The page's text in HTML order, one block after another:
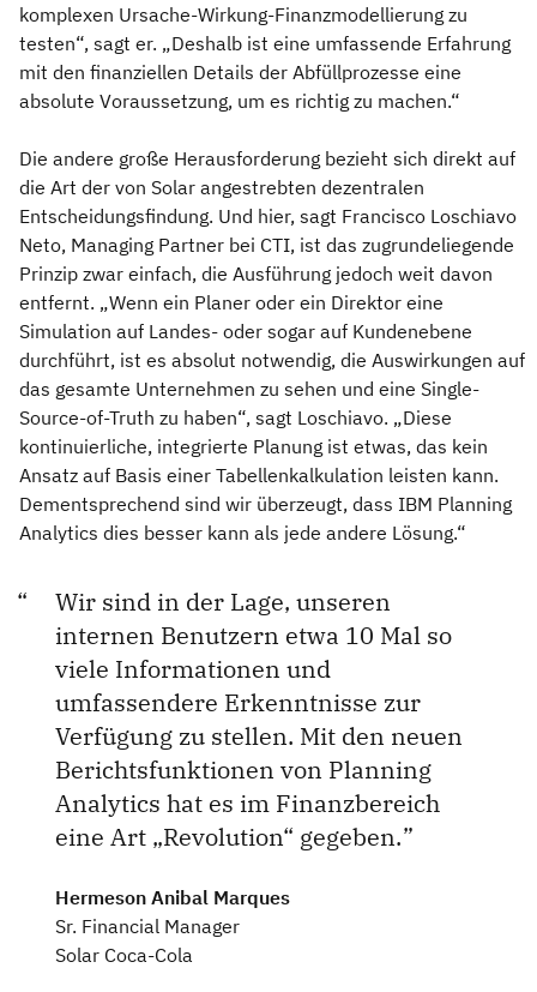
komplexen Ursache-Wirkung-Finanzmodellierung zu
testen“, sagt er. „Deshalb ist eine umfassende Erfahrung
mit den finanziellen Details der Abfüllprozesse eine
absolute Voraussetzung, um es richtig zu machen.“
Die andere große Herausforderung bezieht sich direkt auf
die Art der von Solar angestrebten dezentralen
Entscheidungsfindung. Und hier, sagt Francisco Loschiavo
Neto, Managing Partner bei CTI, ist das zugrundeliegende
Prinzip zwar einfach, die Ausführung jedoch weit davon
entfernt. „Wenn ein Planer oder ein Direktor eine
Simulation auf Landes- oder sogar auf Kundenebene
durchführt, ist es absolut notwendig, die Auswirkungen auf
das gesamte Unternehmen zu sehen und eine Single-
Source-of-Truth zu haben“, sagt Loschiavo. „Diese
kontinuierliche, integrierte Planung ist etwas, das kein
Ansatz auf Basis einer Tabellenkalkulation leisten kann.
Dementsprechend sind wir überzeugt, dass IBM Planning
Analytics dies besser kann als jede andere Lösung.“
Wir sind in der Lage, unseren
internen Benutzern etwa 10 Mal so
viele Informationen und
umfassendere Erkenntnisse zur
Verfügung zu stellen. Mit den neuen
Berichtsfunktionen von Planning
Analytics hat es im Finanzbereich
eine Art „Revolution“ gegeben.
Hermeson Anibal Marques
Sr. Financial Manager
Solar Coca-Cola